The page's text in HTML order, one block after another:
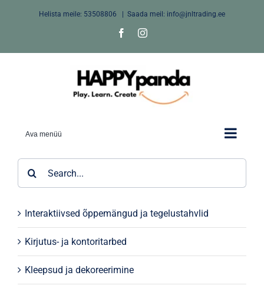
Helista meile: 53508806 Saada meil: info@jnltrading.ee
FacebookInstagram
Ava menüü
Interaktiivsed õppemängud ja tegelustahvlid
Kirjutus- ja kontoritarbed
Kleepsud ja dekoreerimine